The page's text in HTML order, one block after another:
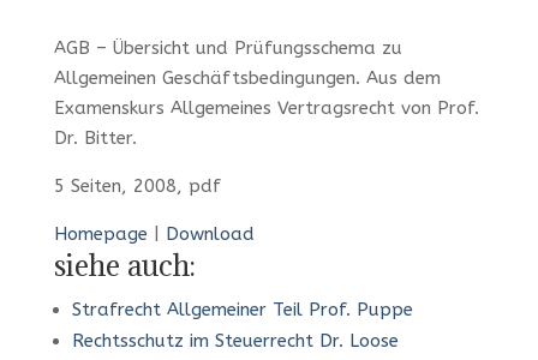
AGB – Übersicht und Prüfungsschema zu
Allgemeinen Geschäftsbedingungen. Aus dem
Examenskurs Allgemeines Vertragsrecht von Prof.
Dr. Bitter.
5 Seiten, 2008, pdf
Homepage Download
siehe auch:
Strafrecht Allgemeiner Teil Prof. Puppe
Rechtsschutz im Steuerrecht Dr. Loose